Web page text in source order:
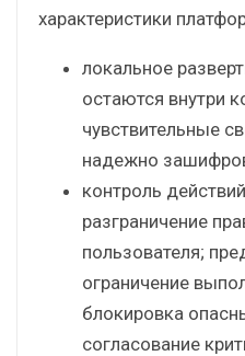
характеристики
локальное
остаются внутри
чувствительные
надежно
контроль
разграничение
пользователя;
ограничение
блокировка
согласование